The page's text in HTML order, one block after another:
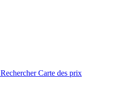
Rechercher Carte des prix